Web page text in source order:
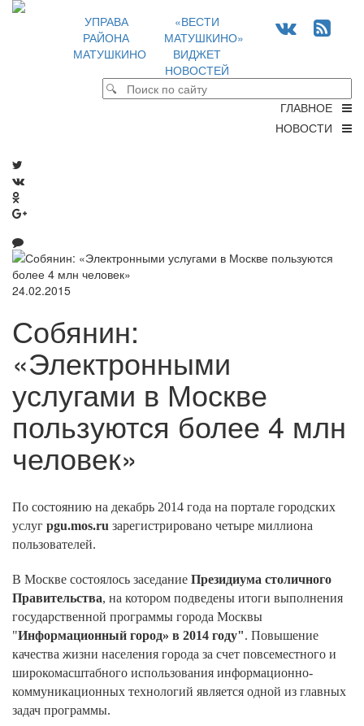
УПРАВА
РАЙОНА
МАТУШКИНО
«ВЕСТИ
МАТУШКИНО»
ВИДЖЕТ
НОВОСТЕЙ
ГЛАВНОЕ
НОВОСТИ
24.02.2015
Собянин:
«Электронными
услугами в Москве
пользуются более 4 млн
человек»
По состоянию на декабрь 2014 года на портале городских
услуг pgu.mos.ru зарегистрировано четыре миллиона
пользователей.
В Москве состоялось заседание Президиума столичного
Правительства, на котором подведены итоги выполнения
государственной программы города Москвы
"Информационный город» в 2014 году". Повышение
качества жизни населения города за счет повсеместного и
широкомасштабного использования информационно-
коммуникационных технологий является одной из главных
задач программы.